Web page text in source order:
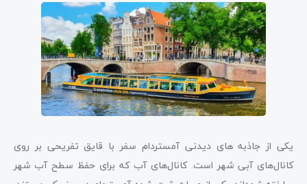
یکی از جاذبه های دیدنی آمستردام سفر با قایق تفریحی بر روی
کانال‌های آبی شهر است. کانال‌های آب که برای حفظ سطح آب شهر